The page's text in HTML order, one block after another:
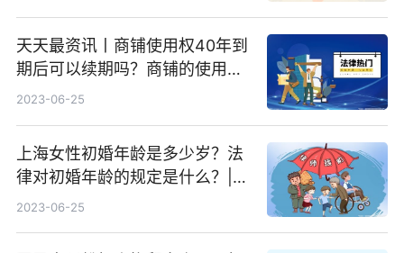
天天最资讯丨商铺使用权40年到
期后可以续期吗？商铺的使用权
限是四十年吗？
2023-06-25
上海女性初婚年龄是多少岁？法
律对初婚年龄的规定是什么？|世
界观天下
2023-06-25